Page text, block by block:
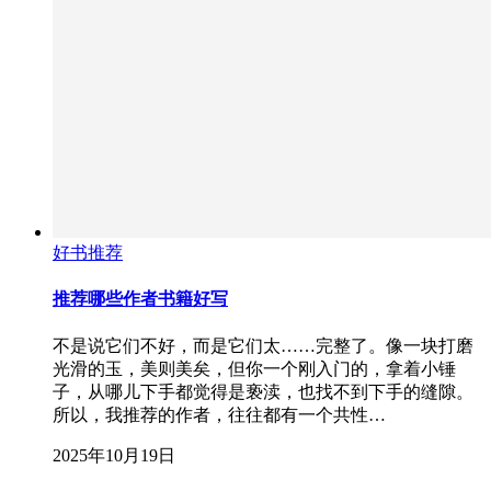
好书推荐
推荐哪些作者书籍好写
不是说它们不好，而是它们太……完整了。像一块打磨
光滑的玉，美则美矣，但你一个刚入门的，拿着小锤
子，从哪儿下手都觉得是亵渎，也找不到下手的缝隙。
所以，我推荐的作者，往往都有一个共性…
2025年10月19日